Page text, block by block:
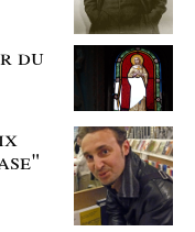
du